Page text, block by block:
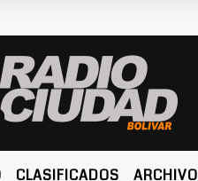
CLASIFICADOS ARCHIVO